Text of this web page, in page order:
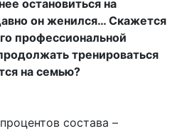
остановиться на
он женился… Скажется
профессиональной
тренироваться
на семью?
состава –